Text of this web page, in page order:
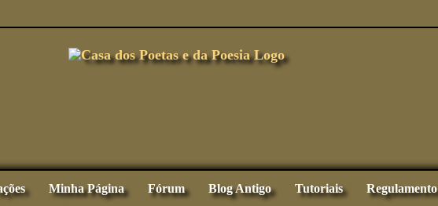
Minha Página Fórum Blog Antigo Tutoriais Regulamento